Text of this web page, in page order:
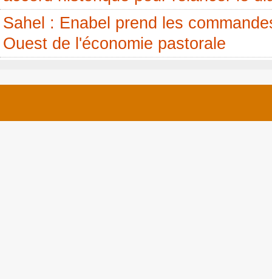
Sahel : Enabel prend les
Ouest de l'économie pastorale